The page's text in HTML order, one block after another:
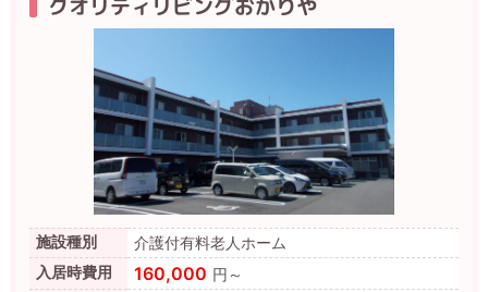
クオリティリビングおかりや
施設種別
介護付有料老人ホーム
入居時費用
160,000 円～